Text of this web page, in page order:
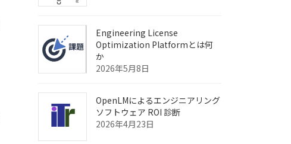
Engineering License
Optimization Platformとは何
か
2026年5月8日
OpenLMによるエンジニアリング
ソフトウェア ROI 診断
2026年4月23日